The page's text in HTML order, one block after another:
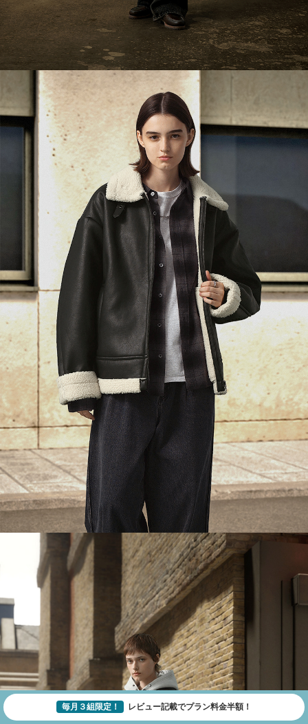
毎月３組限定！ レビュー記載でプラン料金半額！